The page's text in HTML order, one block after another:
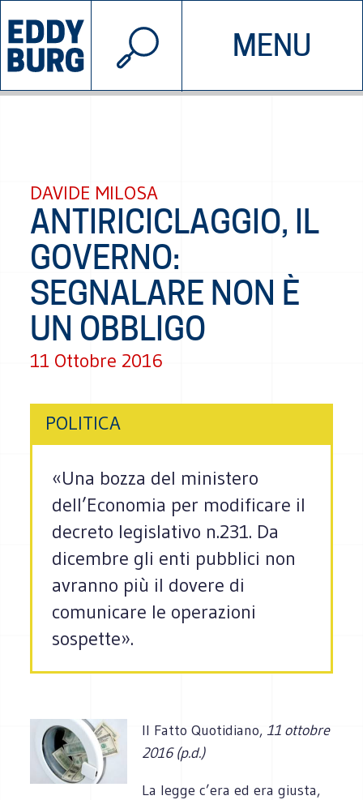
MENU
INIZIATIVE CHI SIAMO
© 2026 EDDYBURG
DAVIDE MILOSA
ANTIRICICLAGGIO, IL
GOVERNO:
SEGNALARE NON È
UN OBBLIGO
11 Ottobre 2016
POLITICA
«Una bozza del ministero
dell’Economia per modificare il
decreto legislativo n.231. Da
dicembre gli enti pubblici non
avranno più il dovere di
comunicare le operazioni
sospette».
Il Fatto Quotidiano,11 ottobre
2016 (p.d.)
La legge c’era ed era giusta,